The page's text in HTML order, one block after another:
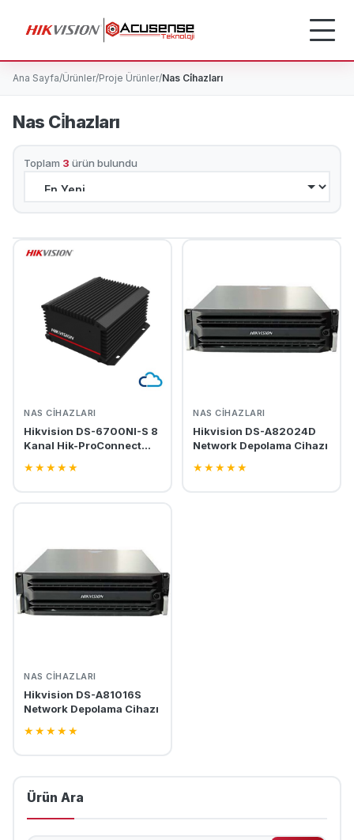
Ana Sayfa/Ürünler/Proje Ürünler/Nas Ci̇hazları
Ürün Ara
Nas Ci̇hazları
Toplam 3 ürün bulundu
NAS CIHAZLARI
Hikvision DS-6700NI-S 8
Kanal Hik-ProConnect
★★★★★
NAS CIHAZLARI
Hikvision DS-A82024D
Network Depolama Cihazı
★★★★★
NAS CIHAZLARI
Hikvision DS-A81016S
Network Depolama Cihazı
★★★★★